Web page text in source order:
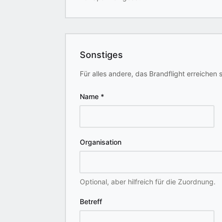
Sonstiges
Für alles andere, das Brandflight erreichen
Name *
Organisation
Optional, aber hilfreich für die Zuordnung.
Betreff